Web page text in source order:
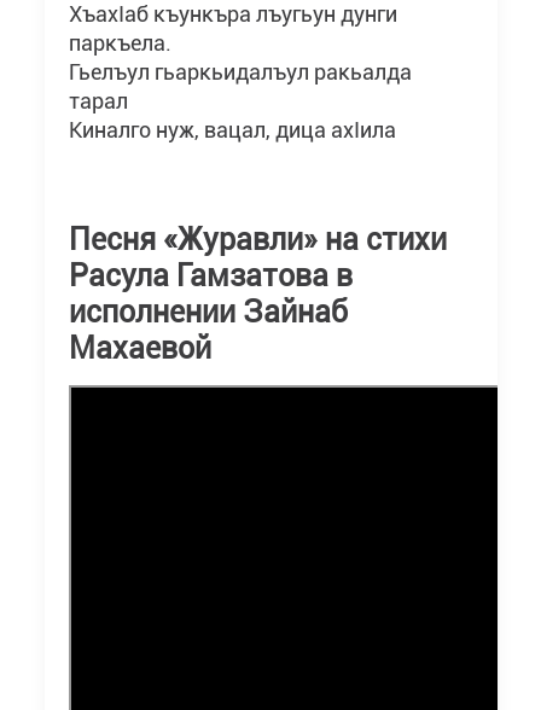
ХъахIаб къункъра лъугьун дунги
паркъела.
Гьелъул гьаркьидалъул ракьалда
тарал
Киналго нуж, вацал, дица ахIила
Песня «Журавли» на стихи
Расула Гамзатова в
исполнении Зайнаб
Махаевой